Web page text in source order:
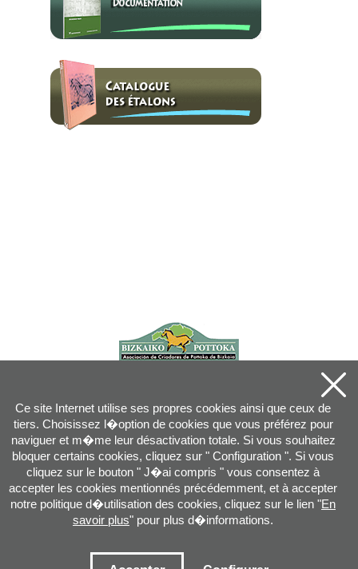
info@pottoka.info
Ce site Internet utilise ses propres cookies ainsi que ceux de
tiers. Choisissez l�option de cookies que vous préférez pour
naviguer et m�me leur désactivation totale. Si vous souhaitez
bloquer certains cookies, cliquez sur " Configuration ". Si vous
cliquez sur le bouton " J�ai compris " vous consentez à
accepter les cookies mentionnés précédemment, et à accepter
notre politique d�utilisation des cookies, cliquez sur le lien "En
savoir plus" pour plus d�informations.